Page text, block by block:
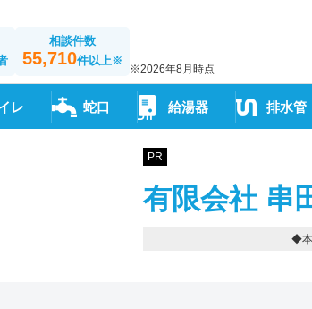
相談件数
55,710件以上※
※2026年8月時点
レ 蛇口 給湯器 排水管
PR
有限会社 串
◆本